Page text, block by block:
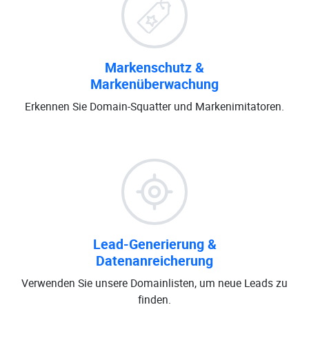
Markenschutz &
Markenüberwachung
Erkennen Sie Domain-Squatter und Markenimitatoren.
Lead-Generierung &
Datenanreicherung
Verwenden Sie unsere Domainlisten, um neue Leads zu
finden.